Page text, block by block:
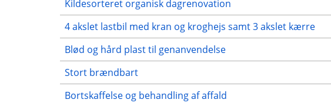
Kildesorteret organisk dagrenovation
4 akslet lastbil med kran og kroghejs samt 3 akslet kærre
Blød og hård plast til genanvendelse
Stort brændbart
Bortskaffelse og behandling af affald